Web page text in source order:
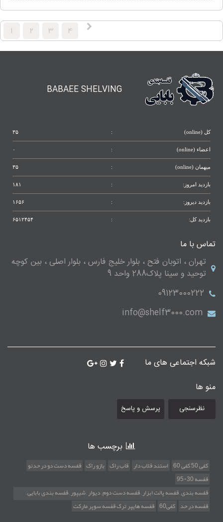
۱ ۲ ۳ ۴
BABAEE SHELVING
کل (online) : ۳۵
اعضاء (online) : ۰
میهمان (online) : ۳۵
بازدید امروز: : ۱۸۱
بازدید دیروز: : ۱۶۵۶
بازدید کل: : ۶۵۱۲۴۵۴
تماس با ما
تهران ، اتوبان فتح ، بلوار خلیج فارس ، بلوار اصلی ، بین کوچه
توحید و سینا پلاک288 واحد 9
09123000222
info@shelf3000.com
شبکه اجتماعی های ما
منو ها
نظرسنجی پرسش و پاسخ
برچسب ها
کفی 50 کفی 60 استند قلاب دار قاب راک بازو راک قفسه دست دو در حدنو
قفسه 30*95
قفسه بندی , قفسه پالت ابزار , قفسه دست دوم , دیوار , شیپور , قفسه بندی بابایی ,
قفسه استوک , پالت زیر باری , قفسه راک صنعتی , قفسه هایپری , قفسه فروشگاهی ,
قفسه در حد کفی60 قفسه هایپر ترک قفسه سوپر مارکت